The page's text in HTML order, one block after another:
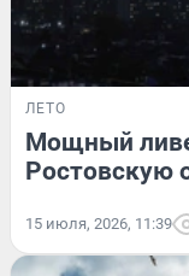
ЛЕТО
Мощный
Ростовскую
15 июля, 2026, 11:39